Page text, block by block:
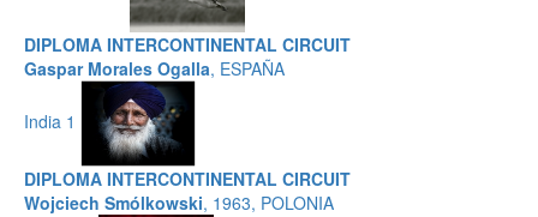
DIPLOMA INTERCONTINENTAL CIRCUIT
Gaspar Morales Ogalla, ESPAÑA
India 1
DIPLOMA INTERCONTINENTAL CIRCUIT
Wojciech Smólkowski, 1963, POLONIA